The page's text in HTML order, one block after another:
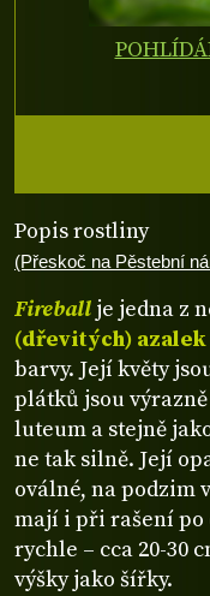
Popis rostliny
(Přeskoč na Pěstební
Fireball je jedna z
(dřevitých) azalek
barvy. Její květy
plátků jsou
luteum a stejně
ne tak silně. Její
oválné, na podzim
mají i při rašení po
rychle – cca 20-30
výšky jako šířky.